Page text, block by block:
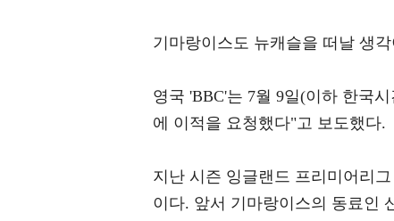
기마랑이스도 뉴캐슬을 떠날 생
영국 'BBC'는 7월 9일(이하 한국
에 이적을 요청했다"고 보도했다.
지난 시즌 잉글랜드 프리미어리
이다. 앞서 기마랑이스의 동료인